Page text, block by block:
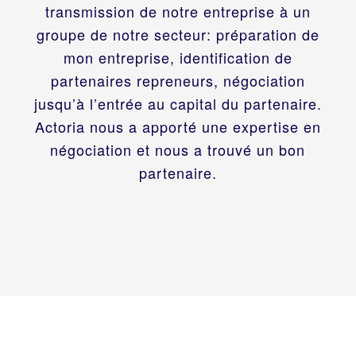
transmission de notre entreprise à un
groupe de notre secteur: préparation de
mon entreprise, identification de
partenaires repreneurs, négociation
jusqu’à l’entrée au capital du partenaire.
Actoria nous a apporté une expertise en
négociation et nous a trouvé un bon
partenaire.